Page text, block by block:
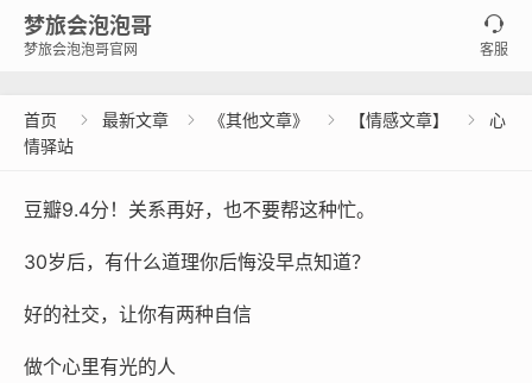
梦旅会泡泡哥
梦旅会泡泡哥官网

客服
首页  最新文章  《其他文章》  【情感文章】 
心
情驿站
豆瓣9.4分！关系再好，也不要帮这种忙。
30岁后，有什么道理你后悔没早点知道？
好的社交，让你有两种自信
做个心里有光的人